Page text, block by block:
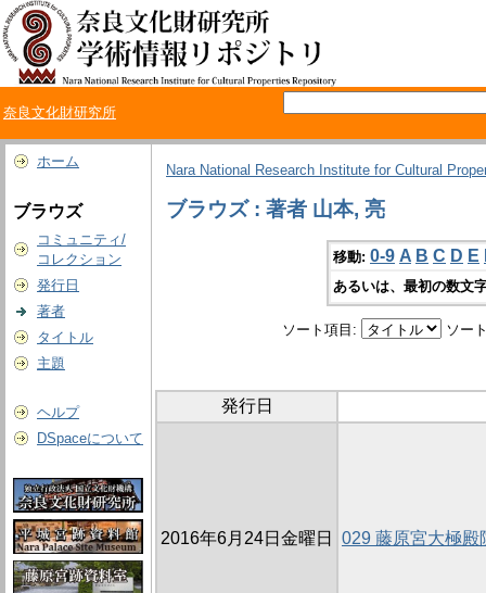
奈良文化財研究所
ホーム
ブラウズ
コミュニティ/
コレクション
発行日
著者
タイトル
主題
ヘルプ
DSpaceについて
Nara National Research Institute for Cultural
ブラウズ : 著者 山本, 亮
移動: 0-9 A B C D E
あるいは、最初の数文
ソート項目: ソー
発行日
2016年6月24日金曜日 029 藤原宮大極殿